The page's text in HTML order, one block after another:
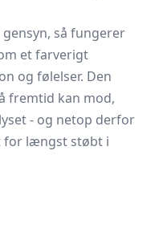
så fungerer
et farverigt
og følelser. Den
fremtid kan mod,
- og netop derfor
for længst støbt i